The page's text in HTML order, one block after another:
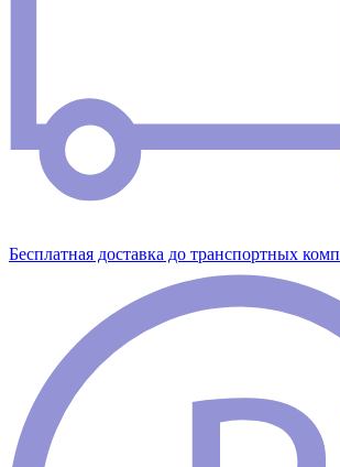
Бесплатная доставка до транспортных